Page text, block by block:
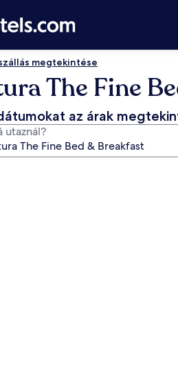
megtekintése
The Fine
az árak
utaznál?